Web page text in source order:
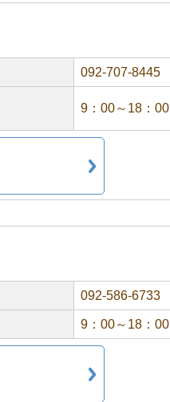
092-707-8445
9：00～18：00
092-586-6733
9：00～18：00